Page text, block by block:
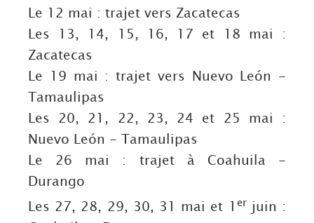
Le 12 mai : trajet vers Zacatecas
Les 13, 14, 15, 16, 17 et 18 mai :
Zacatecas
Le 19 mai : trajet vers Nuevo León -
Tamaulipas
Les 20, 21, 22, 23, 24 et 25 mai :
Nuevo León - Tamaulipas
Le 26 mai : trajet à Coahuila -
Durango
Les 27, 28, 29, 30, 31 mai et 1 erjuin :